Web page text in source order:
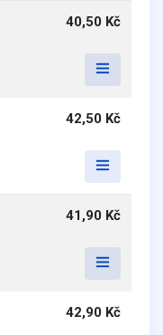
40,50 Kč
42,50 Kč
41,90 Kč
42,90 Kč